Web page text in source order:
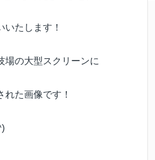
たします！
場の大型スクリーンに
れた画像です！